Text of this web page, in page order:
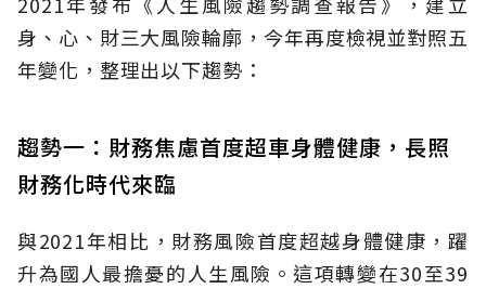
身、心、財三大風險輪廓，今年再度檢視並對照五
年變化，整理出以下趨勢：
趨勢一：財務焦慮首度超車身體健康，長照
財務化時代來臨
與2021年相比，財務風險首度超越身體健康，躍
升為國人最擔憂的人生風險。這項轉變在30至39